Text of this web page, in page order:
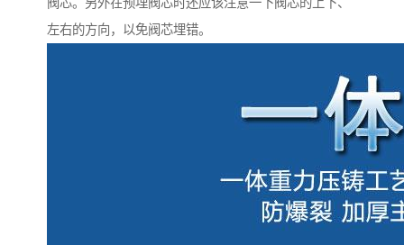
阀芯。另外在预埋阀芯时还应该注意一下阀芯的上下、
左右的方向，以免阀芯埋错。